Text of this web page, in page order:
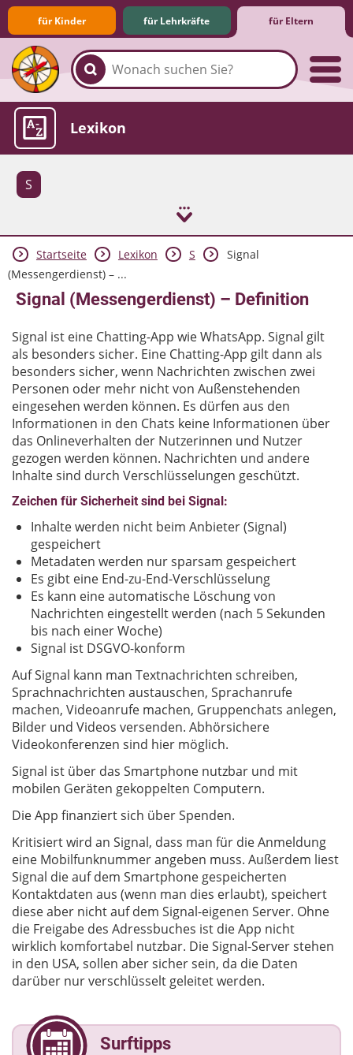
für Kinder für Lehrkräfte für Eltern
Familie & Medien
Spieletipps & Lernsoftware
Die Jüngsten im Netz
Lexikon
S
Aktuelles
Startseite Lexikon S
Signal
(Messengerdienst) – ...
Signal (Messengerdienst) – Definition
Signal ist eine Chatting-App wie WhatsApp. Signal gilt
als besonders sicher. Eine Chatting-App gilt dann als
besonders sicher, wenn Nachrichten zwischen zwei
Personen oder mehr nicht von Außenstehenden
eingesehen werden können. Es dürfen aus den
Informationen in den Chats keine Informationen über
das Onlineverhalten der Nutzerinnen und Nutzer
gezogen werden können. Nachrichten und andere
Inhalte sind durch Verschlüsselungen geschützt.
Zeichen für Sicherheit sind bei Signal:
Inhalte werden nicht beim Anbieter (Signal)
gespeichert
Metadaten werden nur sparsam gespeichert
Es gibt eine End-zu-End-Verschlüsselung
Es kann eine automatische Löschung von
Nachrichten eingestellt werden (nach 5 Sekunden
bis nach einer Woche)
Signal ist DSGVO-konform
Auf Signal kann man Textnachrichten schreiben,
Sprachnachrichten austauschen, Sprachanrufe
machen, Videoanrufe machen, Gruppenchats anlegen,
Bilder und Videos versenden. Abhörsichere
Videokonferenzen sind hier möglich.
Signal ist über das Smartphone nutzbar und mit
mobilen Geräten gekoppelten Computern.
Die App finanziert sich über Spenden.
Kritisiert wird an Signal, dass man für die Anmeldung
eine Mobilfunknummer angeben muss. Außerdem liest
Signal die auf dem Smartphone gespeicherten
Kontaktdaten aus (wenn man dies erlaubt), speichert
diese aber nicht auf dem Signal-eigenen Server. Ohne
die Freigabe des Adressbuches ist die App nicht
wirklich komfortabel nutzbar. Die Signal-Server stehen
in den USA, sollen aber sicher sein, da die Daten
darüber nur verschlüsselt geleitet werden.
Surftipps